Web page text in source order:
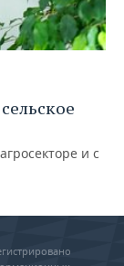
и с